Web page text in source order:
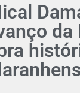
da